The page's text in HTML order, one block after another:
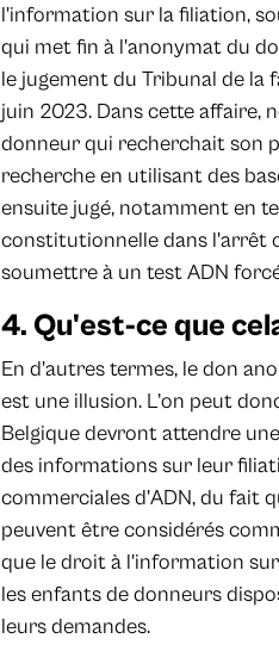
l'information sur la filiation,
qui met fin à l'anonymat du
le jugement du Tribunal de la
juin 2023. Dans cette affaire,
donneur qui recherchait son
recherche en utilisant des
ensuite jugé, notamment en
constitutionnelle dans l'arrêt
soumettre à un test ADN
4. Qu'est-ce que
En d'autres termes, le don
est une illusion. L’on peut
Belgique devront attendre
des informations sur leur
commerciales d'ADN, du fait
peuvent être considérés
que le droit à l'information
les enfants de donneurs
leurs demandes.